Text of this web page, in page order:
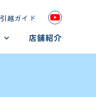
引越ガイド
店舗紹介